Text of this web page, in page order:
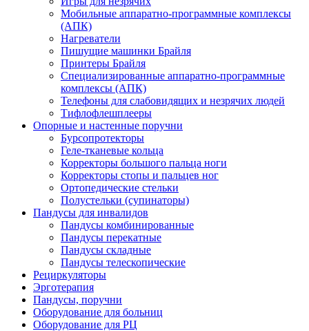
Мобильные аппаратно-программные комплексы
(АПК)
Нагреватели
Пишущие машинки Брайля
Принтеры Брайля
Специализированные аппаратно-программные
комплексы (АПК)
Телефоны для слабовидящих и незрячих людей
Тифлофлешплееры
Опорные и настенные поручни
Бурсопротекторы
Геле-тканевые кольца
Корректоры большого пальца ноги
Корректоры стопы и пальцев ног
Ортопедические стельки
Полустельки (супинаторы)
Пандусы для инвалидов
Пандусы комбинированные
Пандусы перекатные
Пандусы складные
Пандусы телескопические
Рециркуляторы
Эрготерапия
Пандусы, поручни
Оборудование для больниц
Оборудование для РЦ